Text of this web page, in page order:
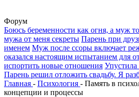
Форум
Боюсь беременности как огня, а муж
мужа от меня секреты Парень при
именем Муж после ссоры включает
оказался настоящим испытанием для
испортить новые отношения Упустила
Парень решил отложить свадьбу. Я
Главная - Психология - Память в
концепции и процессы